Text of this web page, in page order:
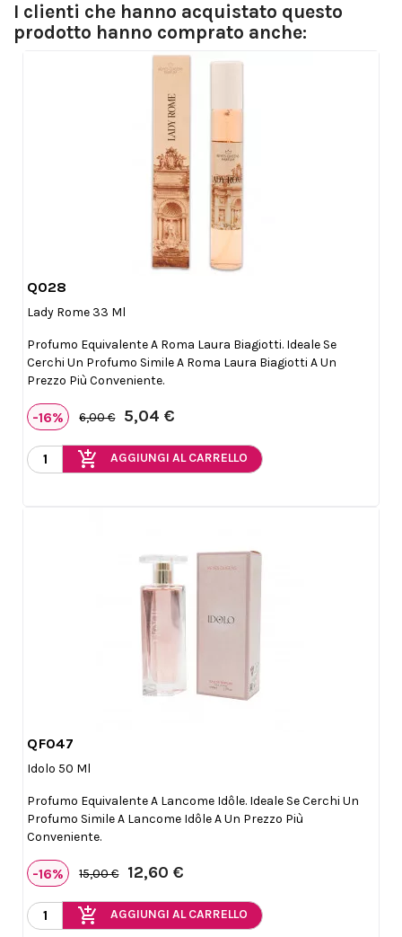
I clienti che hanno acquistato questo
prodotto hanno comprato anche:
Q028
Lady Rome 33 Ml
Profumo Equivalente A Roma Laura Biagiotti. Ideale Se
Cerchi Un Profumo Simile A Roma Laura Biagiotti A Un
Prezzo Più Conveniente.
-16% 6,00 € 5,04 €
add_shopping_cart AGGIUNGI AL CARRELLO
QF047
Idolo 50 Ml
Profumo Equivalente A Lancome Idôle. Ideale Se Cerchi Un
Profumo Simile A Lancome Idôle A Un Prezzo Più
Conveniente.
-16% 15,00 € 12,60 €
add_shopping_cart AGGIUNGI AL CARRELLO